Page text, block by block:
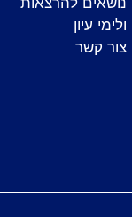
ולימי עיון
צור קשר